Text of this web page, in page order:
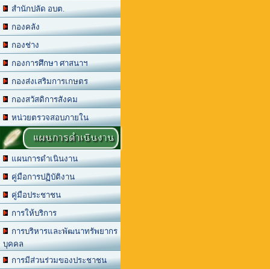
สำนักปลัด อบต.
กองคลัง
กองช่าง
กองการศึกษา ศาสนาฯ
กองส่งเสริมการเกษตร
กองสวัสดิการสังคม
หน่วยตรวจสอบภายใน
แผนการดำเนินงาน
แผนการดำเนินงาน
คู่มือการปฏิบัติงาน
คู่มือประชาชน
การให้บริการ
การบริหารและพัฒนาทรัพยากร
บุคคล
การมีส่วนร่วมของประชาชน